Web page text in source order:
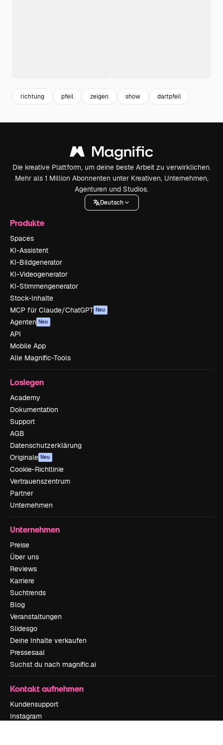
richtung pfeil zeigen show dartpfeil
Die kreative Plattform, um deine beste Arbeit zu verwirklichen.
Mehr als 1 Million Abonnenten unter Kreativen, Unternehmen,
Agenturen und Studios.
Deutsch
Produkte
Spaces
KI-Assistent
KI-Bildgenerator
KI-Videogenerator
KI-Stimmengenerator
Stock-Inhalte
MCP für Claude/ChatGPT Neu
Agenten Neu
API
Mobile App
Alle Magnific-Tools
Loslegen
Academy
Dokumentation
Support
AGB
Datenschutzerklärung
Originale Neu
Cookie-Richtlinie
Vertrauenszentrum
Partner
Unternehmen
Unternehmen
Preise
Über uns
Reviews
Karriere
Suchtrends
Blog
Veranstaltungen
Slidesgo
Deine Inhalte verkaufen
Pressesaal
Suchst du nach magnific.ai
Kontakt aufnehmen
Kundensupport
Instagram